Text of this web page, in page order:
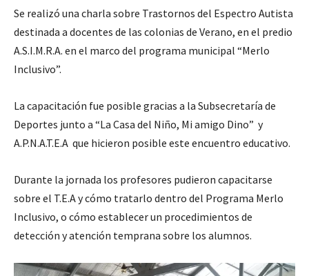
Se realizó una charla sobre Trastornos del Espectro Autista
destinada a docentes de las colonias de Verano, en el predio
A.S.I.M.R.A. en el marco del programa municipal “Merlo
Inclusivo”.
La capacitación fue posible gracias a la Subsecretaría de
Deportes junto a “La Casa del Niño, Mi amigo Dino” y
A.P.N.A.T.E.A que hicieron posible este encuentro educativo.
Durante la jornada los profesores pudieron capacitarse
sobre el T.E.A y cómo tratarlo dentro del Programa Merlo
Inclusivo, o cómo establecer un procedimientos de
detección y atención temprana sobre los alumnos.